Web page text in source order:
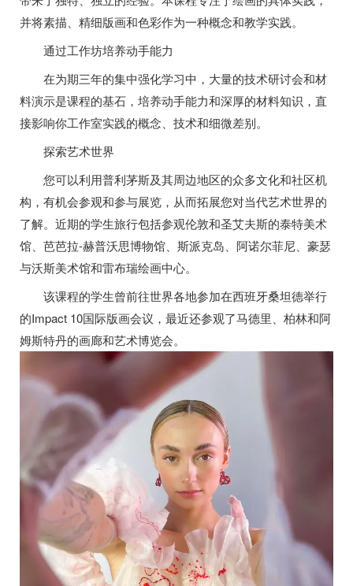
并将素描、精细版画和色彩作为一种概念和教学实践。
通过工作坊培养动手能力
在为期三年的集中强化学习中，大量的技术研讨会和材
料演示是课程的基石，培养动手能力和深厚的材料知识，直
接影响你工作室实践的概念、技术和细微差别。
探索艺术世界
您可以利用普利茅斯及其周边地区的众多文化和社区机
构，有机会参观和参与展览，从而拓展您对当代艺术世界的
了解。近期的学生旅行包括参观伦敦和圣艾夫斯的泰特美术
馆、芭芭拉-赫普沃思博物馆、斯派克岛、阿诺尔菲尼、豪瑟
与沃斯美术馆和雷布瑞绘画中心。
该课程的学生曾前往世界各地参加在西班牙桑坦德举行
的Impact 10国际版画会议，最近还参观了马德里、柏林和阿
姆斯特丹的画廊和艺术博览会。